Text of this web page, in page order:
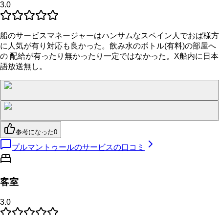
3.0
船のサービスマネージャーはハンサムなスペイン人でおば様方
に人気が有り対応も良かった。飲み水のボトル(有料)の部屋へ
の 配給が有ったり無かったり一定ではなかった。X船内に日本
語放送無し。
参考になった0
プルマントゥールのサービスの口コミ
客室
3.0